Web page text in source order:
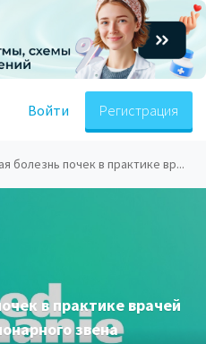
Войти Регистрация
болезнь почек в практике вр...
в практике врачей
звена